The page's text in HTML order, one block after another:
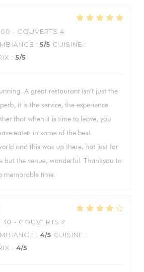
- COUVERTS 4
: 5/5 CUISINE :
: 5/5
A great restaurant isn’t just the
it is the service, the experience.
that when it is time to leave, you
eaten in some of the best
and this was up there, not just for
but the venue, wonderful. Thankyou to
memorable time.
- COUVERTS 2
: 4/5 CUISINE :
: 4/5